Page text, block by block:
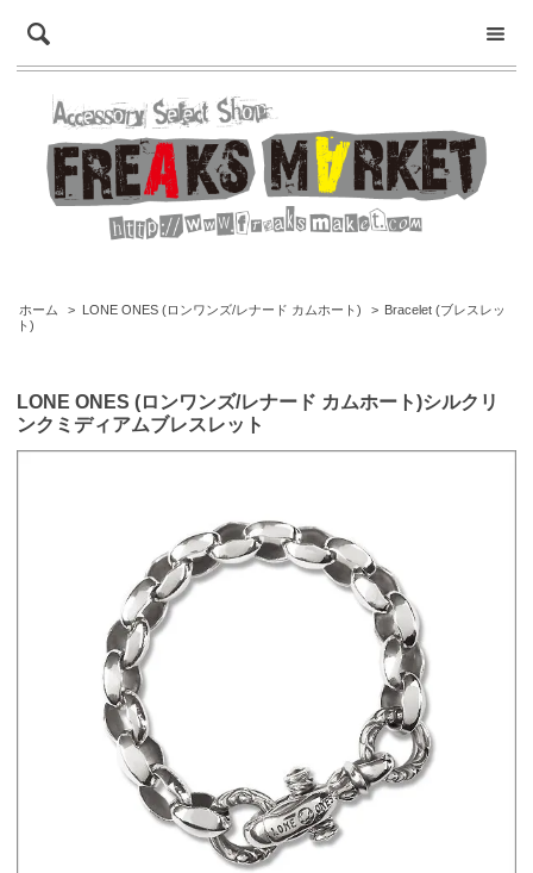
ホーム > LONE ONES (ロンワンズ/レナード カムホート) > Bracelet (ブレスレッ
ト)
LONE ONES (ロンワンズ/レナード カムホート)シルクリ
ンクミディアムブレスレット